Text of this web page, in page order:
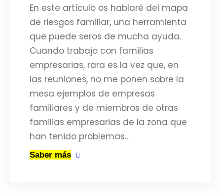
En este artículo os hablaré del mapa
de riesgos familiar, una herramienta
que puede seros de mucha ayuda.
Cuando trabajo con familias
empresarias, rara es la vez que, en
las reuniones, no me ponen sobre la
mesa ejemplos de empresas
familiares y de miembros de otras
familias empresarias de la zona que
han tenido problemas…
Saber más